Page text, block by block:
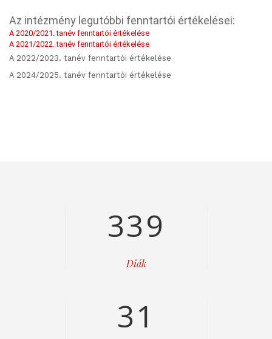
Az intézmény legutóbbi fenntartói értékelései:
A 2020/2021. tanév fenntartói értékelése
A 2021/2022. tanév fenntartói értékelése
A 2022/2023. tanév fenntartói értékelése
A 2024/2025. tanév fenntartói értékelése
339
Diák
31